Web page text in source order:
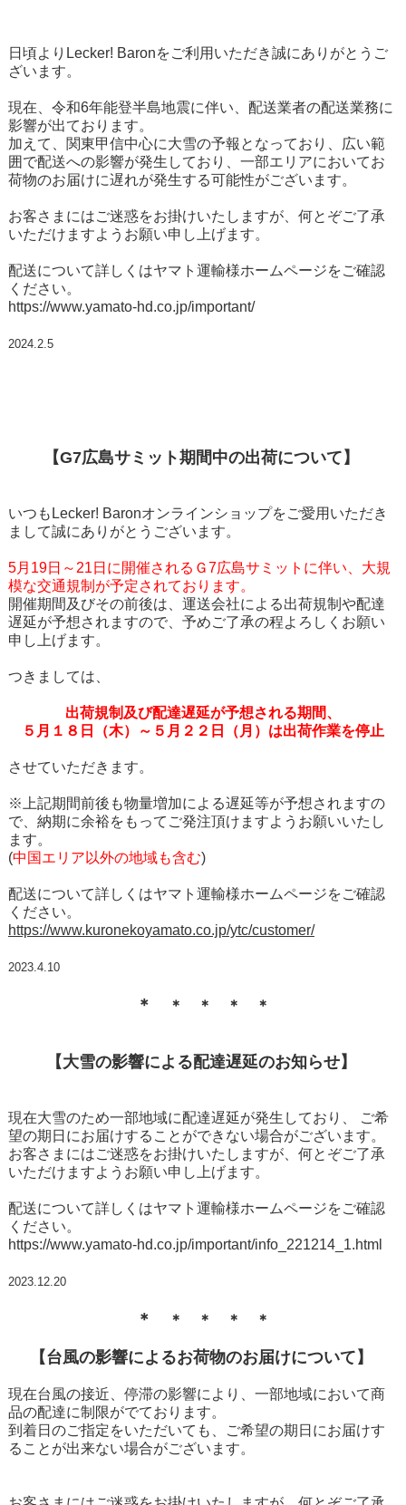
日頃よりLecker! Baronをご利用いただき誠にありがとうご
ざいます。
現在、令和6年能登半島地震に伴い、配送業者の配送業務に
影響が出ております。
加えて、関東甲信中心に大雪の予報となっており、広い範
囲で配送への影響が発生しており、一部エリアにおいてお
荷物のお届けに遅れが発生する可能性がございます。
お客さまにはご迷惑をお掛けいたしますが、何とぞご了承
いただけますようお願い申し上げます。
配送について詳しくはヤマト運輸様ホームページをご確認
ください。
https://www.yamato-hd.co.jp/important/
2024.2.5
【G7広島サミット期間中の出荷について】
いつもLecker! Baronオンラインショップをご愛用いただき
まして誠にありがとうございます。
5月19日～21日に開催されるＧ7広島サミットに伴い、大規
模な交通規制が予定されております。
開催期間及びその前後は、運送会社による出荷規制や配達
遅延が予想されますので、予めご了承の程よろしくお願い
申し上げます。
つきましては、
出荷規制及び配達遅延が予想される期間、
５月１８日（木）～５月２２日（月）は出荷作業を停止
させていただきます。
※上記期間前後も物量増加による遅延等が予想されますの
で、納期に余裕をもってご発注頂けますようお願いいたし
ます。
(中国エリア以外の地域も含む)
配送について詳しくはヤマト運輸様ホームページをご確認
ください。
https://www.kuronekoyamato.co.jp/ytc/customer/
2023.4.10
＊ ＊ ＊ ＊ ＊
【大雪の影響による配達遅延のお知らせ】
現在大雪のため一部地域に配達遅延が発生しており、 ご希
望の期日にお届けすることができない場合がございます。
お客さまにはご迷惑をお掛けいたしますが、何とぞご了承
いただけますようお願い申し上げます。
配送について詳しくはヤマト運輸様ホームページをご確認
ください。
https://www.yamato-hd.co.jp/important/info_221214_1.html
2023.12.20
＊ ＊ ＊ ＊ ＊
【台風の影響によるお荷物のお届けについて】
現在台風の接近、停滞の影響により、一部地域において商
品の配達に制限がでております。
到着日のご指定をいただいても、ご希望の期日にお届けす
ることが出来ない場合がございます。